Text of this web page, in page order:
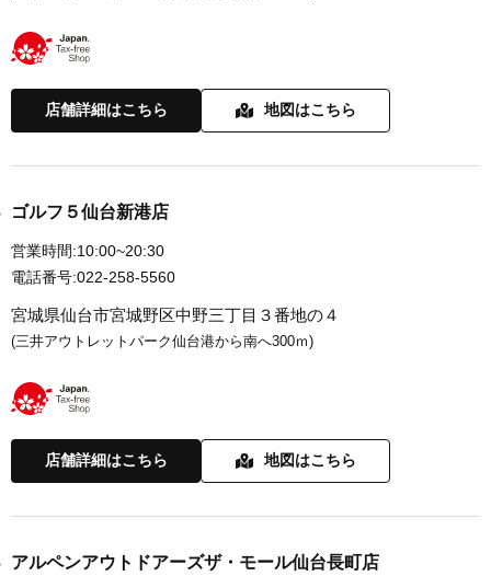
店舗詳細はこちら 地図はこちら
ゴルフ５仙台新港店
営業時間:10:00~20:30
電話番号:022-258-5560
宮城県仙台市宮城野区中野三丁目３番地の４
(三井アウトレットパーク仙台港から南へ300ｍ)
店舗詳細はこちら 地図はこちら
アルペンアウトドアーズザ・モール仙台長町店